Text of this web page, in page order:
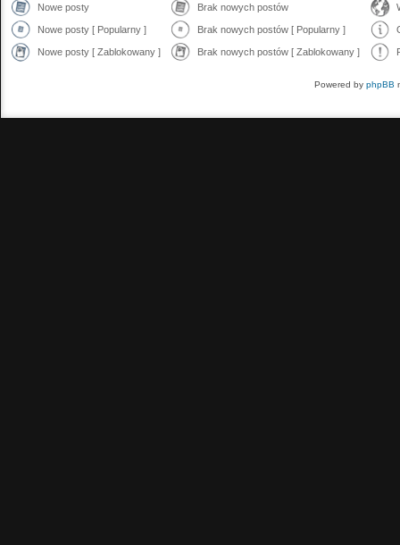
Nowe posty Brak nowych postów
Nowe posty [ Popularny ] Brak nowych postów [ Popularny ]
Nowe posty [ Zablokowany ] Brak nowych postów [ Zablokowany ]
Powered by phpBB